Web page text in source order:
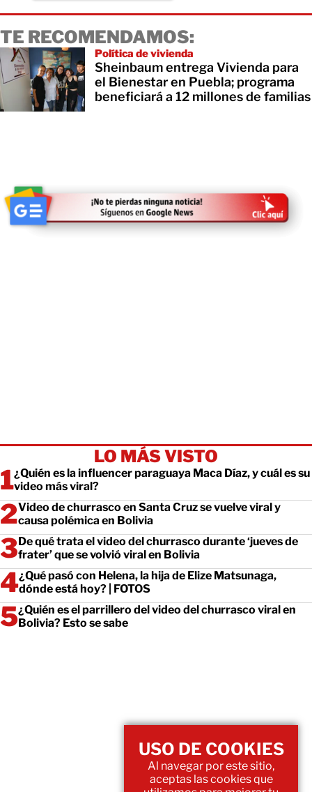
TE RECOMENDAMOS:
Política de vivienda
Sheinbaum entrega Vivienda para
el Bienestar en Puebla; programa
beneficiará a 12 millones de familias
LO MÁS VISTO
¿Quién es la influencer paraguaya Maca Díaz, y cuál es su
video más viral?
Video de churrasco en Santa Cruz se vuelve viral y
causa polémica en Bolivia
De qué trata el video del churrasco durante ‘jueves de
frater’ que se volvió viral en Bolivia
¿Qué pasó con Helena, la hija de Elize Matsunaga,
dónde está hoy? | FOTOS
¿Quién es el parrillero del video del churrasco viral en
Bolivia? Esto se sabe
USO DE COOKIES
Al navegar por este sitio,
aceptas las cookies que